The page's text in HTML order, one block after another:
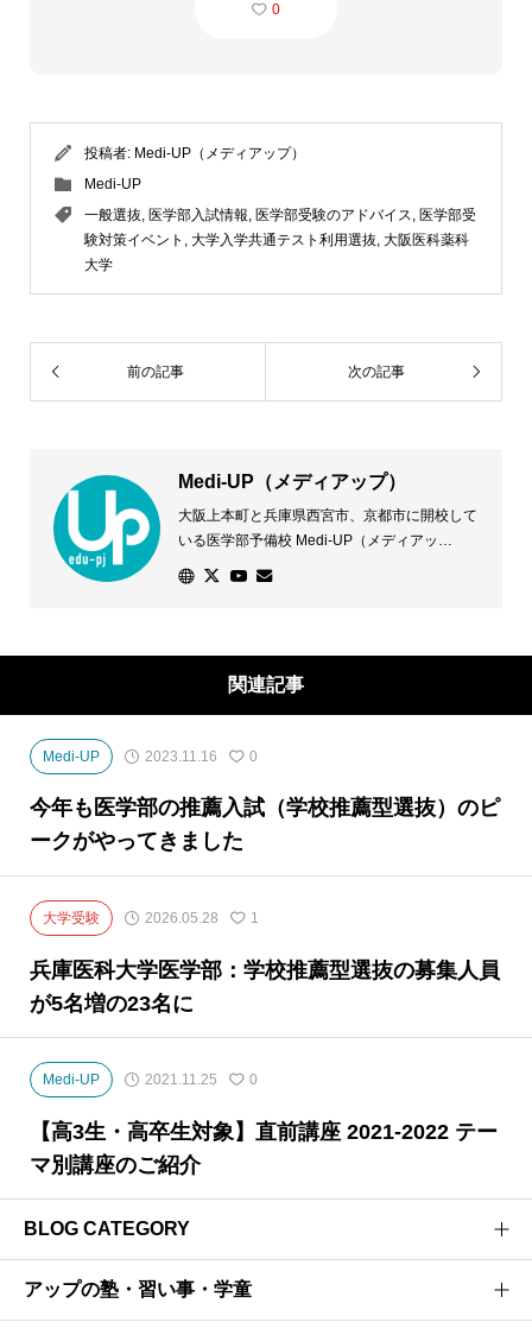
0
投稿者: Medi-UP（メディアップ）
Medi-UP
一般選抜, 医学部入試情報, 医学部受験のアドバイス, 医学部受
験対策イベント , 大学入学共通テスト利用選抜, 大阪医科薬科
大学
前の記事 次の記事
Medi-UP（メディアップ）
大阪上本町と兵庫県西宮市、京都市に開校して
いる医学部予備校 Medi-UP（メディアッ
プ）。医学部に合格したい！その声に応えるた
し、全ての医学部受験に対応します。
関連記事
Medi-UP 2023.11.16 0
今年も医学部の推薦入試（学校推薦型選抜）のピ
ークがやってきました
大学受験 2026.05.28 1
兵庫医科大学医学部：学校推薦型選抜の募集人員
が5名増の23名に
Medi-UP 2021.11.25 0
【高3生・高卒生対象】直前講座 2021-2022 テー
マ別講座のご紹介
BLOG CATEGORY
医学部受験のプロがお届けする医学部受験情報ブログ
アップの塾・習い事・学童